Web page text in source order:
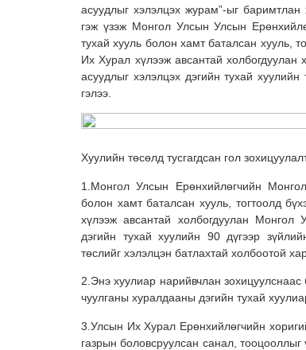
асуудлыг хэлэлцэх журам”-ыг баримтлан
гэж үзэж Монгол Улсын Улсын
тухай хууль болон хамт баталсан хууль,
Их Хурал хүлээж авсантай холбогдуулан
асуудлыг хэлэлцэх дэгийн тухай
гэлээ.
Хуулийн төсөлд тусгагдсан гол
1.Монгол Улсын Ерөнхийлөгчийн
болон хамт баталсан хууль, тогтоолд
хүлээж авсантай холбогдуулан
дэгийн тухай хуулийн 90 дүгээр
төслийг хэлэлцэн батлахтай холбоотой
2.Энэ хуулиар нарийвчлан
чуулганы хуралдааны дэгийн тухай
3.Улсын Их Хурал Ерөнхийлөгчийн
газрын боловсруулсан санал,